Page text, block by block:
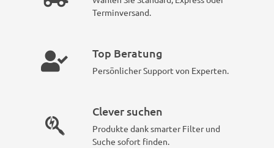
Terminversand.
Top Beratung
Persönlicher Support von Experten.
Clever suchen
Produkte dank smarter Filter und
Suche sofort finden.